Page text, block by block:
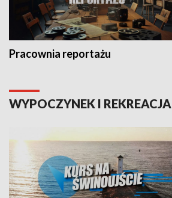
Pracownia reportażu
WYPOCZYNEK I REKREACJA